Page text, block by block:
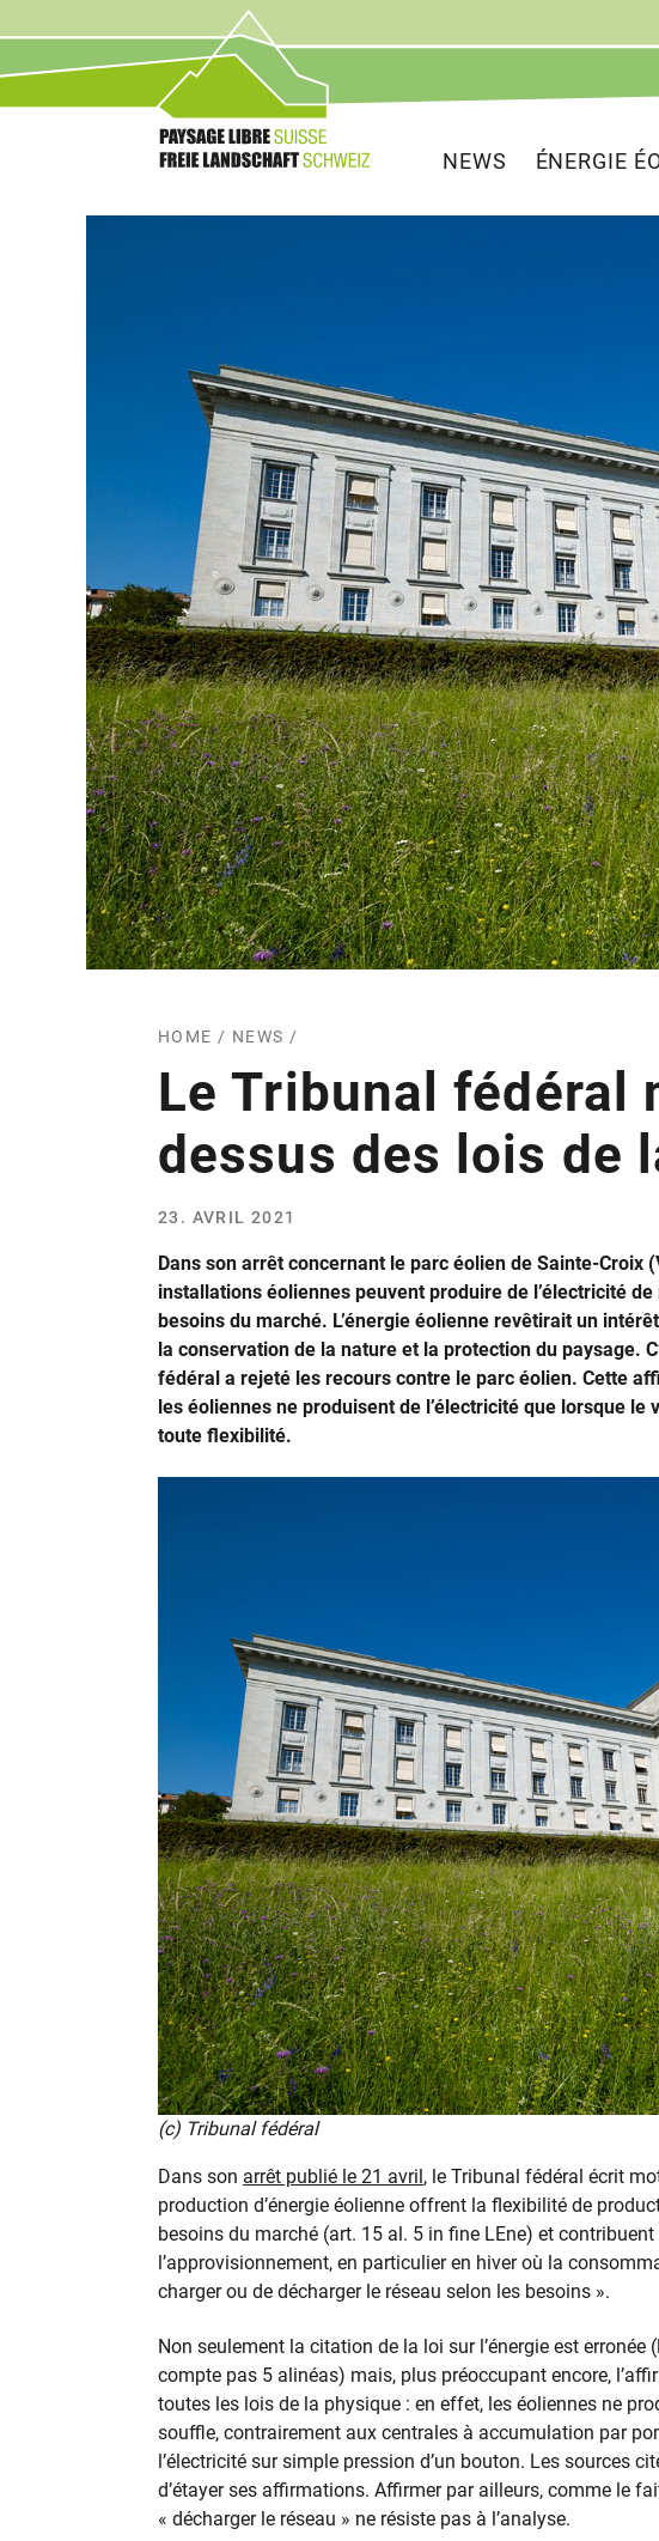
Service
NEWS ÉNERGIE
HOME / NEWS /
Le Tribunal fédéral
dessus des lois de
23. AVRIL 2021
Dans son arrêt concernant le parc éolien de Sainte-Croix
installations éoliennes peuvent produire de l’électricité
besoins du marché. L’énergie éolienne revêtirait un
la conservation de la nature et la protection du paysage.
fédéral a rejeté les recours contre le parc éolien. Cette
les éoliennes ne produisent de l’électricité que lorsque
toute flexibilité.
(c) Tribunal fédéral
Dans son arrêt publié le 21 avril, le Tribunal fédéral écrit
production d’énergie éolienne offrent la flexibilité de
besoins du marché (art. 15 al. 5 in fine LEne) et
l’approvisionnement, en particulier en hiver où la
charger ou de décharger le réseau selon les besoins ».
Non seulement la citation de la loi sur l’énergie est erronée
compte pas 5 alinéas) mais, plus préoccupant encore,
toutes les lois de la physique : en effet, les éoliennes ne
souffle, contrairement aux centrales à accumulation par
l’électricité sur simple pression d’un bouton. Les sources
d’étayer ses affirmations. Affirmer par ailleurs, comme le
« décharger le réseau » ne résiste pas à l’analyse.